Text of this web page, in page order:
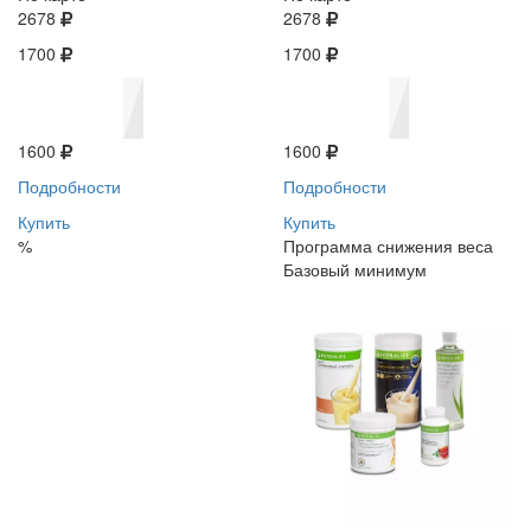
2678
1700
1600
Подробности
Купить
%
2678
1700
1600
Подробности
Купить
Программа снижения веса
Базовый минимум